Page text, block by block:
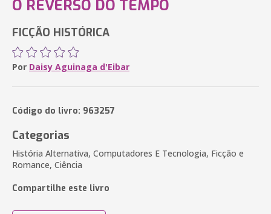
O REVERSO DO TEMPO
FICÇÃO HISTÓRICA
Por Daisy Aguinaga d'Eibar
Código do livro: 963257
Categorias
História Alternativa, Computadores E Tecnologia, Ficção e
Romance, Ciência
Compartilhe este livro